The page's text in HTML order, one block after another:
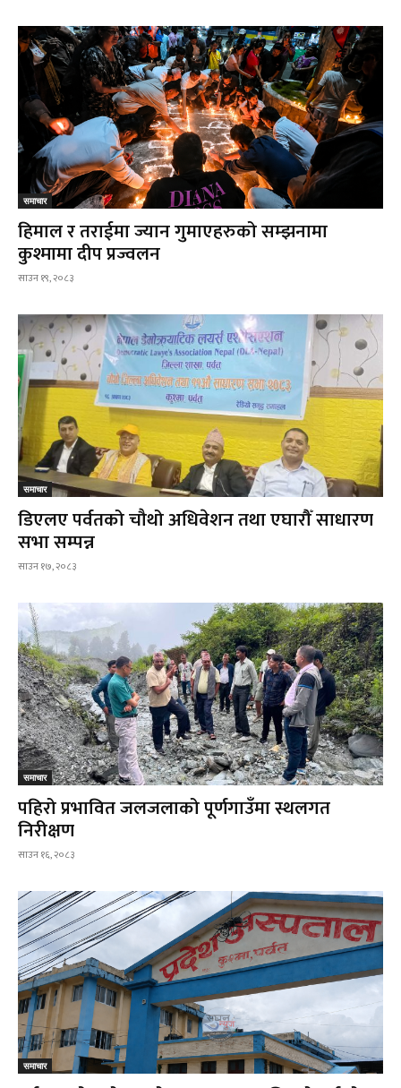
समाचार
हिमाल र तराईमा ज्यान गुमाएहरुको सम्झनामा
कुश्मामा दीप प्रज्वलन
साउन १९, २०८३
समाचार
डिएलए पर्वतको चौथो अधिवेशन तथा एघारौँ साधारण
सभा सम्पन्न
साउन १७, २०८३
समाचार
पहिरो प्रभावित जलजलाको पूर्णगाउँमा स्थलगत
निरीक्षण
साउन १६, २०८३
समाचार